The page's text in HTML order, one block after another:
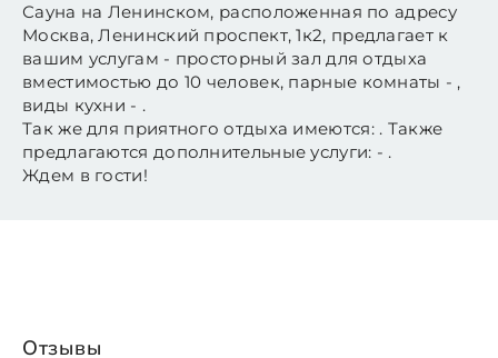
Сауна на Ленинском, расположенная по адресу
Москва, Ленинский проспект, 1к2, предлагает к
вашим услугам - просторный зал для отдыха
вместимостью до 10 человек, парные комнаты - ,
виды кухни - .
Так же для приятного отдыха имеются: . Также
предлагаются дополнительные услуги: - .
Ждем в гости!
Отзывы